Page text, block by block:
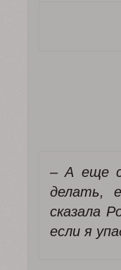
– А еще
делать,
сказала
если я